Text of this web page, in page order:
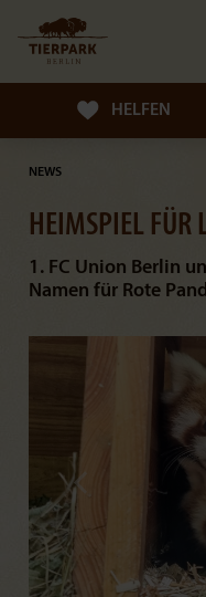
HELFEN
NEWS
HEIMSPIEL FÜR
1. FC Union Berlin
Namen für Rote